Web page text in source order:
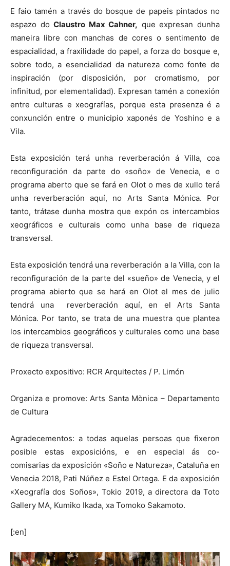
E faio tamén a través do bosque de papeis pintados no
espazo doClaustro Max Cahner, que expresan dunha
maneira libre con manchas de cores o sentimento de
espacialidad, a fraxilidade do papel, a forza do bosque e,
sobre todo, a esencialidad da natureza como fonte de
inspiración (por disposición, por cromatismo, por
infinitud, por elementalidad). Expresan tamén a conexión
entre culturas e xeografías, porque esta presenza é a
conxunción entre o municipio xaponés de Yoshino e a
Vila.
Esta exposición terá unha reverberación á Villa, coa
reconfiguración da parte do «soño» de Venecia, e o
programa aberto que se fará en Olot o mes de xullo terá
unha reverberación aquí, no Arts Santa Mónica. Por
tanto, trátase dunha mostra que expón os intercambios
xeográficos e culturais como unha base de riqueza
transversal.
Esta exposición tendrá una reverberación a la Villa, con la
reconfiguración de la parte del «sueño» de Venecia, y el
programa abierto que se hará en Olot el mes de julio
tendrá una reverberación aquí, en el Arts Santa
Mónica. Por tanto, se trata de una muestra que plantea
los intercambios geográficos y culturales como una base
de riqueza transversal.
Proxecto expositivo: RCR Arquitectes / P. Limón
Organiza e promove: Arts Santa Mònica – Departamento
de Cultura
Agradecementos: a todas aquelas persoas que fixeron
posible estas exposicións, e en especial ás co-
comisarias da exposición «Soño e Natureza», Cataluña en
Venecia 2018, Pati Núñez e Estel Ortega. E da exposición
«Xeografía dos Soños», Tokio 2019, a directora da Toto
Gallery MA, Kumiko Ikada, xa Tomoko Sakamoto.
[:en]